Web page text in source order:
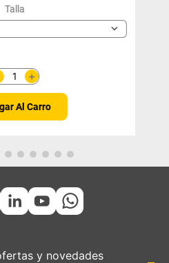
Talla
＋
Al Carro
y novedades